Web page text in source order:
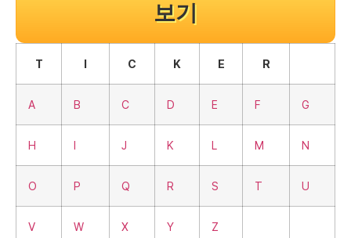
보기
T I C K E R
A B C D E F G
H I J K L M N
O P Q R S T U
V W X Y Z